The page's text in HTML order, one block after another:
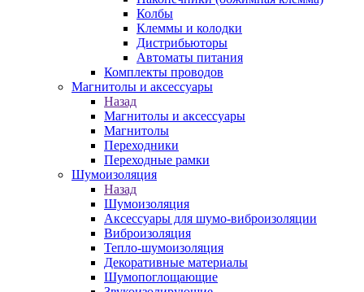
Колбы
Клеммы и колодки
Дистрибьюторы
Автоматы питания
Комплекты проводов
Магнитолы и аксессуары
Назад
Магнитолы и аксессуары
Магнитолы
Переходники
Переходные рамки
Шумоизоляция
Назад
Шумоизоляция
Аксессуары для шумо-виброизоляции
Виброизоляция
Тепло-шумоизоляция
Декоративные материалы
Шумопоглощающие